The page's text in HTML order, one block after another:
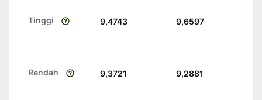
Tinggi 9,4743 9,6597
Rendah 9,3721 9,2881